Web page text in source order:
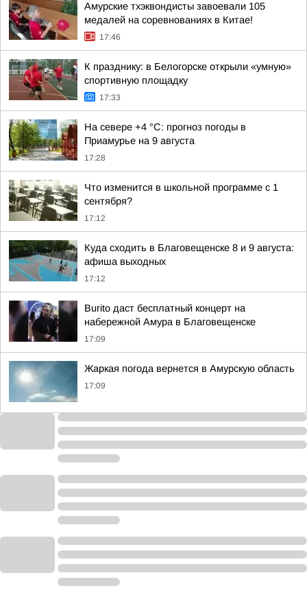
Амурские тхэквондисты завоевали 105
медалей на соревнованиях в Китае!
17:46
К празднику: в Белогорске открыли «умную»
спортивную площадку
17:33
На севере +4 °С: прогноз погоды в
Приамурье на 9 августа
17:28
Что изменится в школьной программе с 1
сентября?
17:12
Куда сходить в Благовещенске 8 и 9 августа:
афиша выходных
17:12
Burito даст бесплатный концерт на
набережной Амура в Благовещенске
17:09
Жаркая погода вернется в Амурскую область
17:09